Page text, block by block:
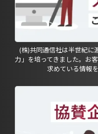
(株)共同通信社は半世紀に
力」を培ってきました。お
求めている情報